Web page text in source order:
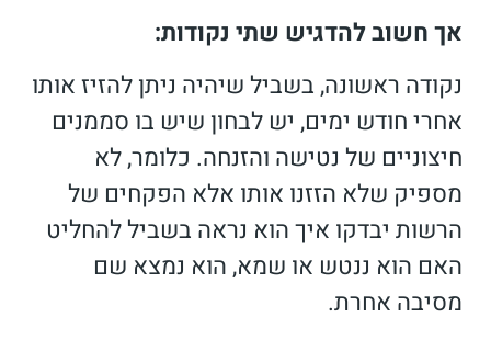
אך חשוב להדגיש שתי נקודות:
נקודה ראשונה, בשביל שיהיה ניתן להזיז אותו
אחרי חודש ימים, יש לבחון שיש בו סממנים
חיצוניים של נטישה והזנחה. כלומר, לא
מספיק שלא הזזנו אותו אלא הפקחים של
הרשות יבדקו איך הוא נראה בשביל להחליט
האם הוא ננטש או שמא, הוא נמצא שם
מסיבה אחרת.